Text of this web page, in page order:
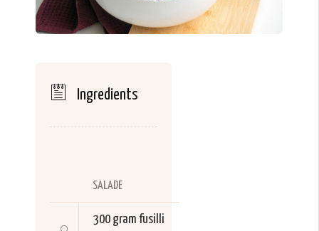
Ingredients
SALADE
300 gram fusilli